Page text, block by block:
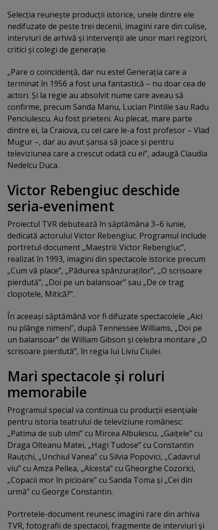
Selecţia reuneşte producţii istorice, unele dintre ele
nedifuzate de peste trei decenii, imagini rare din culise,
interviuri de arhivă şi intervenţii ale unor mari regizori,
critici şi colegi de generaţie.
„Pare o coincidenţă, dar nu este! Generaţia care a
terminat în 1956 a fost una fantastică – nu doar cea de
actori. Şi la regie au absolvit nume care aveau să
confirme, precum Sanda Manu, Lucian Pintilie sau Radu
Penciulescu. Au fost prieteni. Au plecat, mare parte
dintre ei, la Craiova, cu cel care le-a fost profesor – Vlad
Mugur –, dar au avut şansa să joace şi pentru
televiziunea care a crescut odată cu ei”, adaugă Claudia
Nedelcu Duca.
Victor Rebengiuc deschide
seria-eveniment
Proiectul TVR debutează în săptămâna 3–6 iunie,
dedicată actorului Victor Rebengiuc. Programul include
portretul-document „Maeştrii: Victor Rebengiuc”,
realizat în 1993, imagini din spectacole istorice precum
„Cum vă place”, „Pădurea spânzuraţilor”, „O scrisoare
pierdută”, „Doi pe un balansoar” sau „De ce trag
clopotele, Mitică?”.
În aceeaşi săptămână vor fi difuzate spectacolele „Aici
nu plânge nimeni”, după Tennessee Williams, „Doi pe
un balansoar” de William Gibson şi celebra montare „O
scrisoare pierdută”, în regia lui Liviu Ciulei.
Mari spectacole şi roluri
memorabile
Programul special va continua cu producţii esenţiale
pentru istoria teatrului de televiziune românesc:
„Patima de sub ulmi” cu Mircea Albulescu, „Gaiţele” cu
Draga Olteanu Matei, „Hagi Tudose” cu Constantin
Rauţchi, „Unchiul Vanea” cu Silvia Popovici, „Cadavrul
viu” cu Amza Pellea, „Alcesta” cu Gheorghe Cozorici,
„Copacii mor în picioare” cu Sanda Toma şi „Cei din
urmă” cu George Constantin.
Portretele-document reunesc imagini rare din arhiva
TVR, fotografii de spectacol, fragmente de interviuri şi